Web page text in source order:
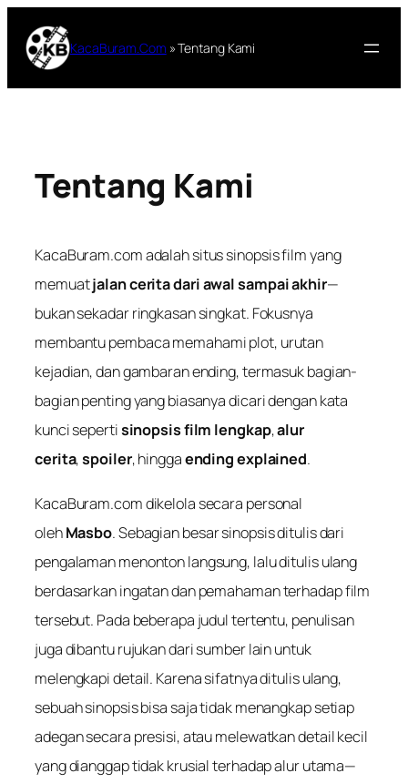
konten
KacaBuram.Com »Tentang Kami
Tentang Kami
KacaBuram.com adalah situs sinopsis film yang
memuatjalan cerita dari awal sampai akhir—
bukan sekadar ringkasan singkat. Fokusnya
membantu pembaca memahami plot, urutan
kejadian, dan gambaran ending, termasuk bagian-
bagian penting yang biasanya dicari dengan kata
kunci sepertisinopsis film lengkap,alur
cerita,spoiler, hinggaending explained.
KacaBuram.com dikelola secara personal
olehMasbo. Sebagian besar sinopsis ditulis dari
pengalaman menonton langsung, lalu ditulis ulang
berdasarkan ingatan dan pemahaman terhadap film
tersebut. Pada beberapa judul tertentu, penulisan
juga dibantu rujukan dari sumber lain untuk
melengkapi detail. Karena sifatnya ditulis ulang,
sebuah sinopsis bisa saja tidak menangkap setiap
adegan secara presisi, atau melewatkan detail kecil
yang dianggap tidak krusial terhadap alur utama—